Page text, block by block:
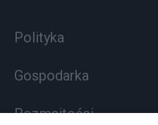
Polityka
Gospodarka
Rozmaitości